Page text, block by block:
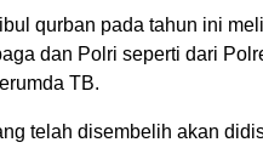
qurban pada tahun ini
dan Polri seperti dari
TB.
telah disembelih akan